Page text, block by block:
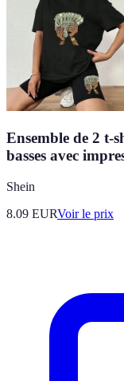
Ensemble de 2 t-
basses avec
Shein
8.09 EURVoir le prix